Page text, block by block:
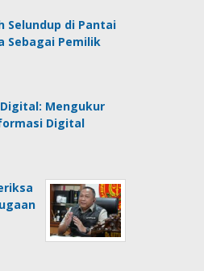
Selundup di Pantai
Sebagai Pemilik
Mengukur
Digital